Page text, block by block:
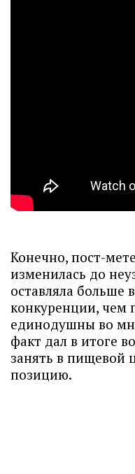
Конечно, пост-
изменилась до
оставляла больше
конкуренции, чем
единодушны во
факт дал в итоге
занять в пищевой
позицию.